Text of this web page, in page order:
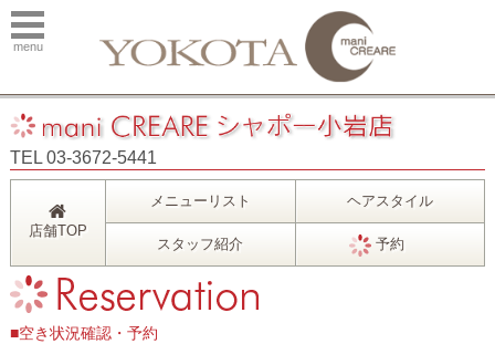
menu
TEL 03-3672-5441
店舗TOP
メニューリスト ヘアスタイル
スタッフ紹介 予約
■空き状況確認・予約